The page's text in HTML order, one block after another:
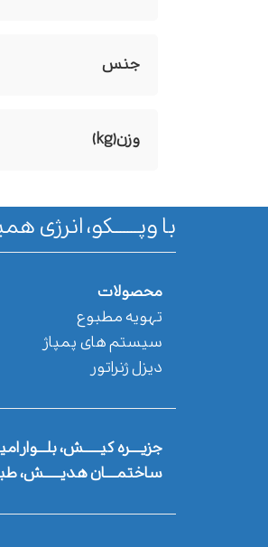
جنس
وزن(kg)
با وپـــــــکو،
محصولات
تهویه مطبوع
سیستم های پمپاژ
دیزل ژنراتور
جزیــــره کیــــــش، بلـــوار
ساختمــــان هدیــــــش، طبقه ۴،